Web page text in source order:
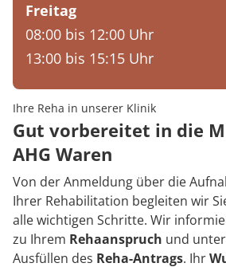
Freitag
08:00 bis 12:00 Uhr
13:00 bis 15:15 Uhr
Ihre Reha in unserer Klinik
Gut vorbereitet in die
AHG Waren
Von der Anmeldung über die
Ihrer Rehabilitation begleiten wir
alle wichtigen Schritte. Wir
zu Ihrem Rehaanspruch und
Ausfüllen des Reha-Antrags. Ihr